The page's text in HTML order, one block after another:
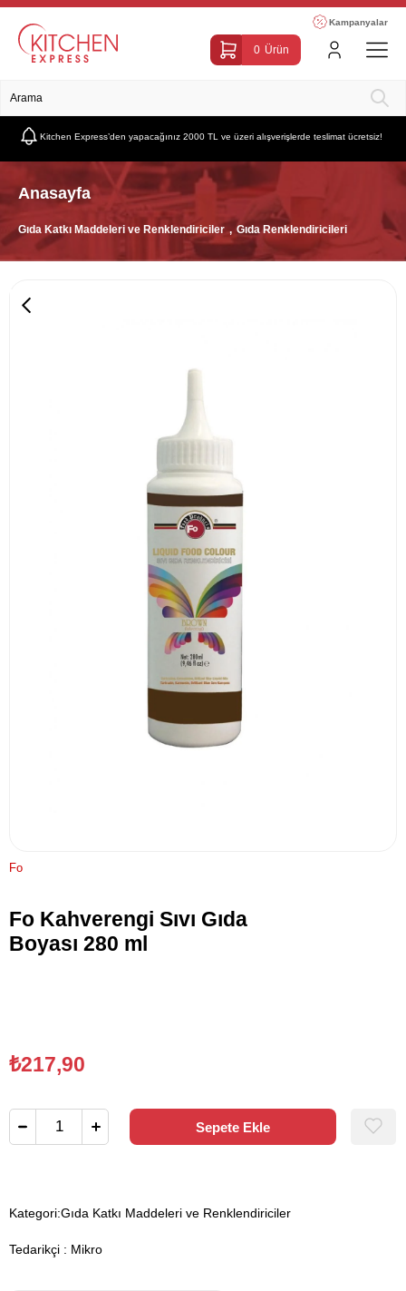
Kampanyalar
0 Ürün
Kitchen Express’den yapacağınız 2000 TL ve üzeri alışverişlerde teslimat ücretsiz!
Anasayfa
Gıda Katkı Maddeleri ve Renklendiriciler Gıda Renklendiricileri
Fo
Fo Kahverengi Sıvı Gıda
Boyası 280 ml
₺217,90
Kategori:Gıda Katkı Maddeleri ve Renklendiriciler
Tedarikçi : Mikro